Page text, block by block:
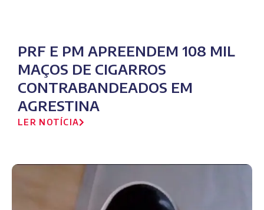
PRF E PM APREENDEM 108 MIL
MAÇOS DE CIGARROS
CONTRABANDEADOS EM
AGRESTINA
LER NOTÍCIA